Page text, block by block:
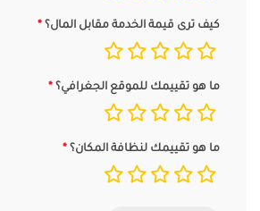
كيف ترى قيمة الخدمة مقابل المال؟
ما هو تقييمك للموقع الجغرافي؟
ما هو تقييمك لنظافة المكان؟